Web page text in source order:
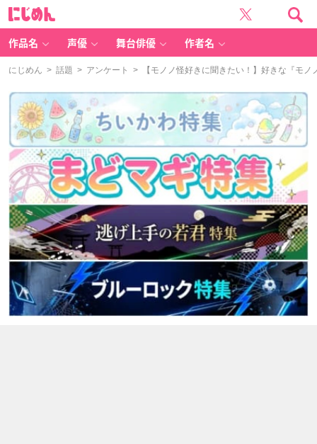
作品名 声優 舞台俳優 作者名
にじめん > 話題 > アンケート > 【モノノ怪好きに聞きたい！】好きな『モノ